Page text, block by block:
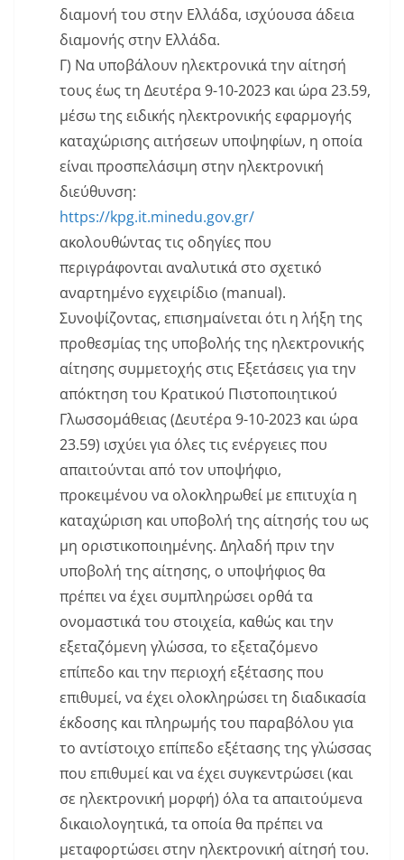
διαμονή του στην Ελλάδα, ισχύουσα άδεια
διαμονής στην Ελλάδα.
Γ) Να υποβάλουν ηλεκτρονικά την αίτησή
τους έως τη Δευτέρα 9-10-2023 και ώρα 23.59,
μέσω της ειδικής ηλεκτρονικής εφαρμογής
καταχώρισης αιτήσεων υποψηφίων, η οποία
είναι προσπελάσιμη στην ηλεκτρονική
διεύθυνση:
https://kpg.it.minedu.gov.gr/
ακολουθώντας τις οδηγίες που
περιγράφονται αναλυτικά στο σχετικό
αναρτημένο εγχειρίδιο (manual).
Συνοψίζοντας, επισημαίνεται ότι η λήξη της
προθεσμίας της υποβολής της ηλεκτρονικής
αίτησης συμμετοχής στις Εξετάσεις για την
απόκτηση του Κρατικού Πιστοποιητικού
Γλωσσομάθειας (Δευτέρα 9-10-2023 και ώρα
23.59) ισχύει για όλες τις ενέργειες που
απαιτούνται από τον υποψήφιο,
προκειμένου να ολοκληρωθεί με επιτυχία η
καταχώριση και υποβολή της αίτησής του ως
μη οριστικοποιημένης. Δηλαδή πριν την
υποβολή της αίτησης, ο υποψήφιος θα
πρέπει να έχει συμπληρώσει ορθά τα
ονομαστικά του στοιχεία, καθώς και την
εξεταζόμενη γλώσσα, το εξεταζόμενο
επίπεδο και την περιοχή εξέτασης που
επιθυμεί, να έχει ολοκληρώσει τη διαδικασία
έκδοσης και πληρωμής του παραβόλου για
το αντίστοιχο επίπεδο εξέτασης της γλώσσας
που επιθυμεί και να έχει συγκεντρώσει (και
σε ηλεκτρονική μορφή) όλα τα απαιτούμενα
δικαιολογητικά, τα οποία θα πρέπει να
μεταφορτώσει στην ηλεκτρονική αίτησή του.